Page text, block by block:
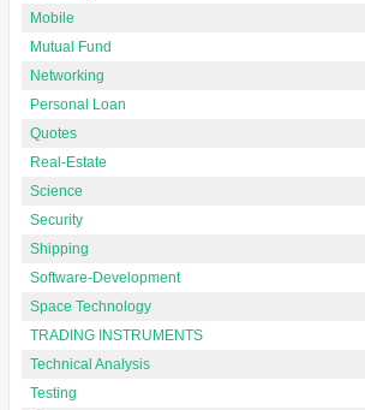
Mobile
Mutual Fund
Networking
Personal Loan
Quotes
Real-Estate
Science
Security
Shipping
Software-Development
Space Technology
TRADING INSTRUMENTS
Technical Analysis
Testing